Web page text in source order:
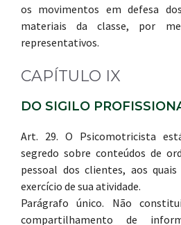
os movimentos em defesa
materiais da classe, por
representativos.
CAPÍTULO IX
DO SIGILO
Art. 29. O Psicomotricista
segredo sobre conteúdos de
pessoal dos clientes, aos
exercício de sua atividade.
Parágrafo único. Não
compartilhamento de